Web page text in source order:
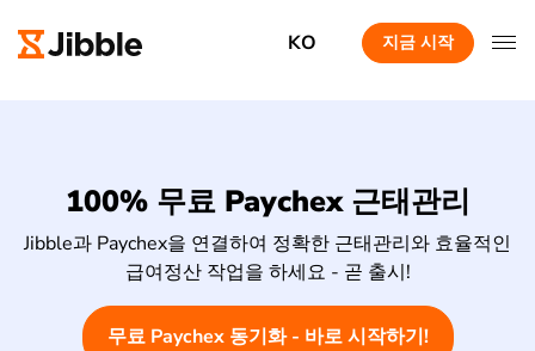
KO 지금 시작
100% 무료 Paychex 근태관리
Jibble과 Paychex을 연결하여 정확한 근태관리와 효율적인
급여정산 작업을 하세요 - 곧 출시!
무료 Paychex 동기화 - 바로 시작하기!